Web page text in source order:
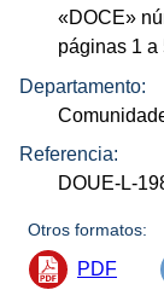
«DOCE»
páginas 1 a
Departamento:
Referencia:
DOUE-L-
Otros formatos:
PDF